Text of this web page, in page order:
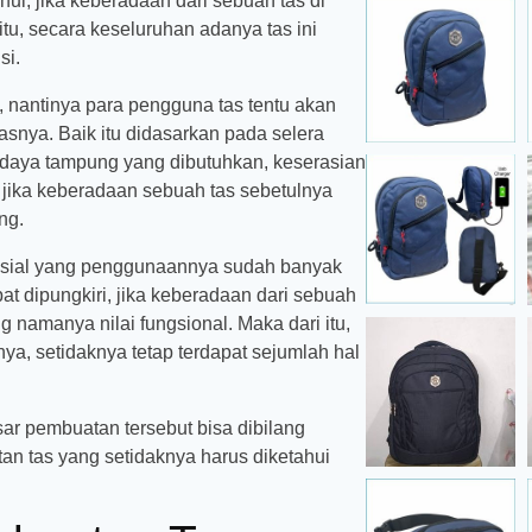
secara keseluruhan adanya tas ini
para pengguna tas tentu akan
Baik itu didasarkan pada selera
tampung yang dibutuhkan, keserasian
keberadaan sebuah tas sebetulnya
yang penggunaannya sudah banyak
dipungkiri, jika keberadaan dari sebuah
namanya nilai fungsional. Maka dari itu,
setidaknya tetap terdapat sejumlah hal
pembuatan tersebut bisa dibilang
tas yang setidaknya harus diketahui